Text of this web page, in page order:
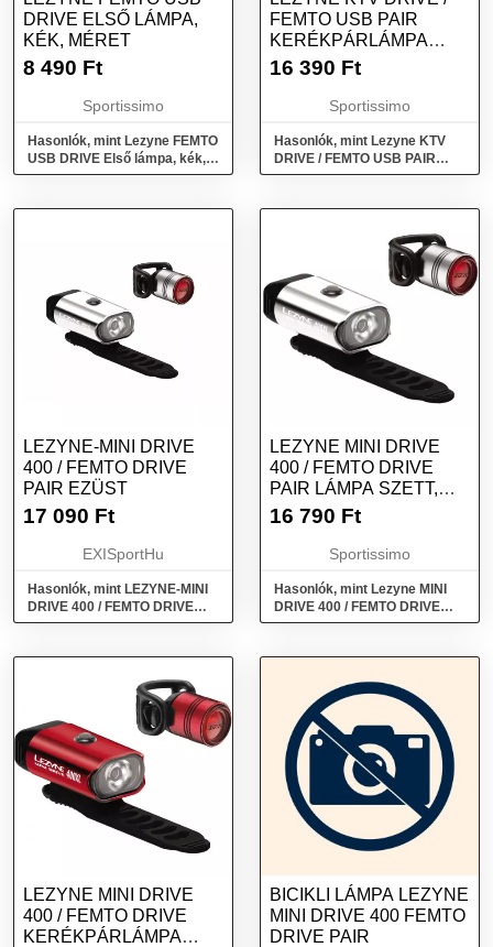
DRIVE ELSŐ LÁMPA,
KÉK, MÉRET
8 490 Ft
Sportissimo
Hasonlók, mint Lezyne FEMTO
USB DRIVE Első lámpa, kék,
méret
FEMTO USB PAIR
KERÉKPÁRLÁMPA
SZETT, KÉK, MÉRET
16 390 Ft
Sportissimo
Hasonlók, mint Lezyne KTV
DRIVE / FEMTO USB PAIR
Kerékpárlámpa szett, kék,
LEZYNE-MINI DRIVE
400 / FEMTO DRIVE
PAIR EZÜST
17 090 Ft
EXISportHu
Hasonlók, mint LEZYNE-MINI
DRIVE 400 / FEMTO DRIVE
PAIR Ezüst
LEZYNE MINI DRIVE
400 / FEMTO DRIVE
PAIR LÁMPA SZETT,
EZÜST, MÉRET
16 790 Ft
Sportissimo
Hasonlók, mint Lezyne MINI
DRIVE 400 / FEMTO DRIVE
PAIR Lámpa szett, ezüst,
LEZYNE MINI DRIVE
400 / FEMTO DRIVE
KERÉKPÁRLÁMPA
BICIKLI LÁMPA LEZYNE
MINI DRIVE 400 FEMTO
DRIVE PAIR